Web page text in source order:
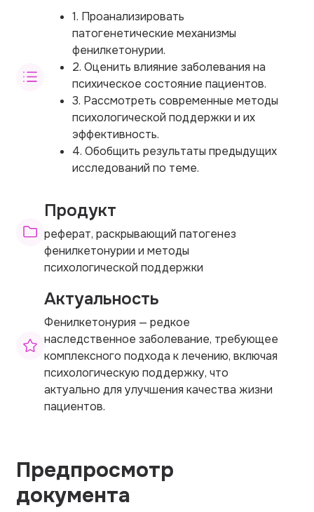
1. Проанализировать
патогенетические механизмы
фенилкетонурии.
2. Оценить влияние заболевания на
психическое состояние пациентов.
3. Рассмотреть современные методы
психологической поддержки и их
эффективность.
4. Обобщить результаты предыдущих
исследований по теме.
Продукт
реферат, раскрывающий патогенез
фенилкетонурии и методы
психологической поддержки
Актуальность
Фенилкетонурия — редкое
наследственное заболевание, требующее
комплексного подхода к лечению, включая
психологическую поддержку, что
актуально для улучшения качества жизни
пациентов.
Предпросмотр
документа